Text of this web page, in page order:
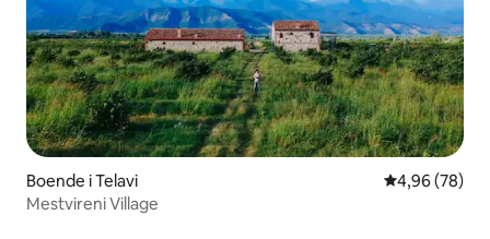
Boende i Telavi 4,96 av 5 i
4,96 (78)
Mestvireni Village